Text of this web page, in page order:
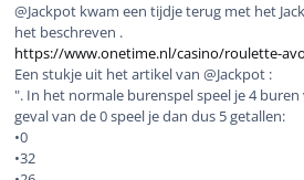
@Jackpot kwam een tijdje terug met het
het beschreven .
https://www.onetime.nl/casino/roulette-
Een stukje uit het artikel van @Jackpot :
". In het normale burenspel speel je 4
geval van de 0 speel je dan dus 5 getallen:
•0
•32